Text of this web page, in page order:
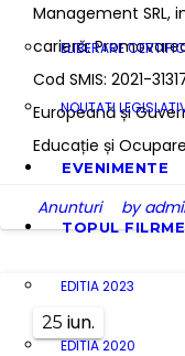
ELIBERARE
NOUTATI
EVENIMENTE
TOPUL
EDITIA 2023
EDITIA 2020
Management SRL,
carieră:
Cod SMIS: 2021-
Europeană și
Educație și
Anunturi by
25 iun.